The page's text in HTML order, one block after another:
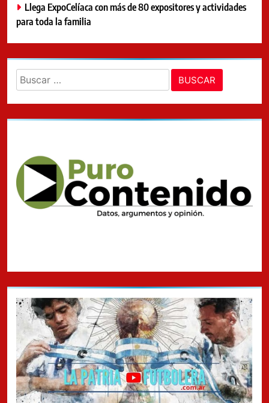
Llega ExpoCelíaca con más de 80 expositores y actividades
para toda la familia
Buscar: